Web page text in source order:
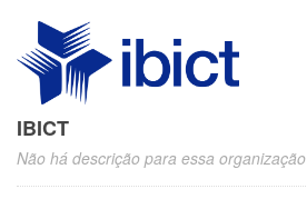
IBICT
Não há descrição para essa organização